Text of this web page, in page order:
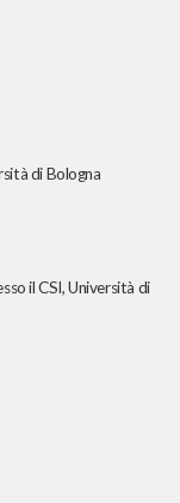
di Bologna
il CSI, Università di